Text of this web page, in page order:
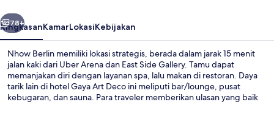
Berikutnya
78+
RingkasanKamarLokasiKebijakan
Nhow Berlin memiliki lokasi strategis, berada dalam jarak 15 menit
jalan kaki dari Uber Arena dan East Side Gallery. Tamu dapat
memanjakan diri dengan layanan spa, lalu makan di restoran. Daya
tarik lain di hotel Gaya Art Deco ini meliputi bar/lounge, pusat
kebugaran, dan sauna. Para traveler memberikan ulasan yang baik